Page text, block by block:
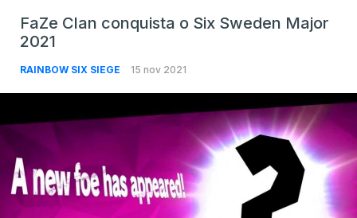
FaZe Clan conquista o Six Sweden Major
2021
RAINBOW SIX SIEGE 15 nov 2021